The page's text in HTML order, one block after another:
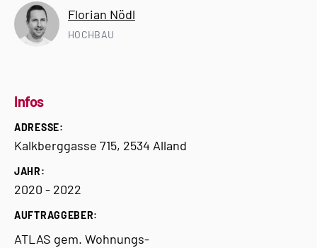
Florian Nödl
HOCHBAU
Infos
ADRESSE:
Kalkberggasse 715, 2534 Alland
JAHR:
2020 - 2022
AUFTRAGGEBER:
ATLAS gem. Wohnungs-